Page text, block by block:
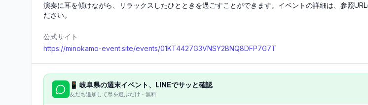
演奏に耳を傾けながら、リラックスしたひとときを過ごすことができます。イベントの詳細は、参照URL
ださい。
公式サイト
https://minokamo-event.site/events/01KT4427G3VNSY2BNQ8DFP7G7T
📱 岐阜県の週末イベント、LINEでサッと確認
友だち追加して県を選ぶだけ・無料